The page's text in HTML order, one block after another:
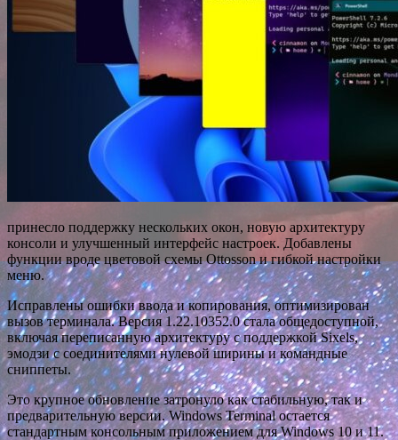
принесло поддержку нескольких окон, новую архитектуру
консоли и улучшенный интерфейс настроек. Добавлены
функции вроде цветовой схемы Ottosson и гибкой настройки
меню.
Исправлены ошибки ввода и копирования, оптимизирован
вызов терминала. Версия 1.22.10352.0 стала общедоступной,
включая переписанную архитектуру с поддержкой Sixels,
эмодзи с соединителями нулевой ширины и командные
сниппеты.
Это крупное обновление затронуло как стабильную, так и
предварительную версии. Windows Terminal остается
стандартным консольным приложением для Windows 10 и 11.